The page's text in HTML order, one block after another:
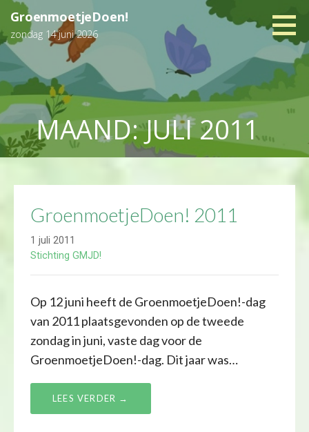
naar
de
inhoud
GroenmoetjeDoen!
zondag 14 juni 2026
MAAND: JULI 2011
GroenmoetjeDoen! 2011
1 juli 2011
Stichting GMJD!
Op 12 juni heeft de GroenmoetjeDoen!-dag
van 2011 plaatsgevonden op de tweede
zondag in juni, vaste dag voor de
GroenmoetjeDoen!-dag. Dit jaar was…
LEES VERDER →